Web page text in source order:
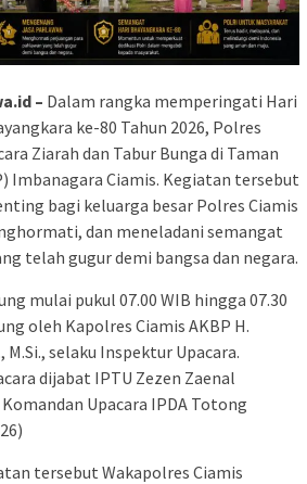
– Dalam rangka memperingati Hari
ke-80 Tahun 2026, Polres
Ziarah dan Tabur Bunga di Taman
Imbanagara Ciamis. Kegiatan tersebut
bagi keluarga besar Polres Ciamis
dan meneladani semangat
telah gugur demi bangsa dan negara.
mulai pukul 07.00 WIB hingga 07.30
oleh Kapolres Ciamis AKBP H.
M.Si., selaku Inspektur Upacara.
dijabat IPTU Zezen Zaenal
Komandan Upacara IPDA Totong
tersebut Wakapolres Ciamis